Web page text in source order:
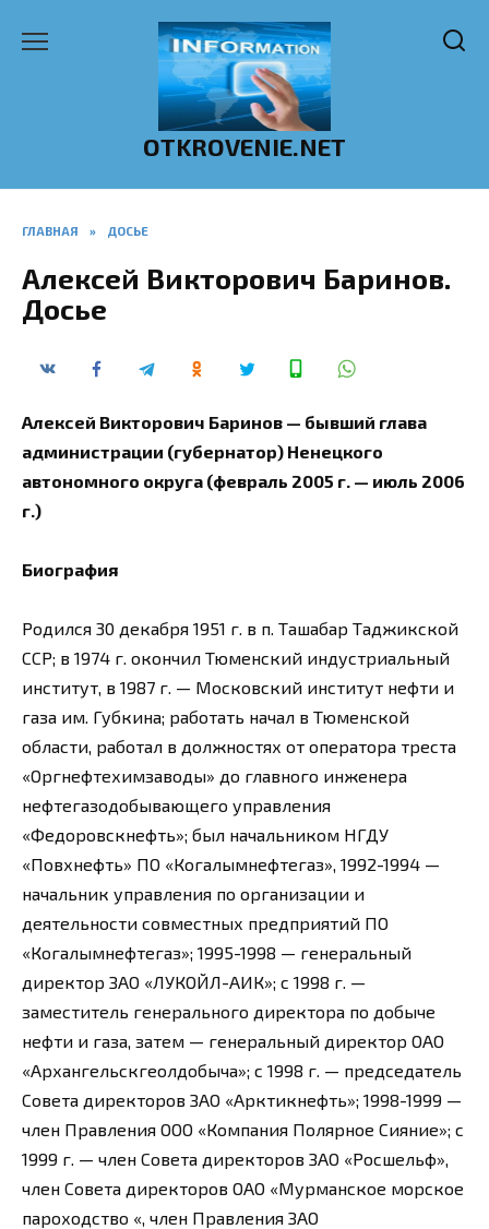
OTKROVENIE.NET
ГЛАВНАЯ » ДОСЬЕ
Алексей Викторович Баринов.
Досье
Алексей Викторович Баринов — бывший глава
администрации (губернатор) Ненецкого
автономного округа (февраль 2005 г. — июль 2006
г.)
Биография
Родился 30 декабря 1951 г. в п. Ташабар Таджикской
ССР; в 1974 г. окончил Тюменский индустриальный
институт, в 1987 г. — Московский институт нефти и
газа им. Губкина; работать начал в Тюменской
области, работал в должностях от оператора треста
«Оргнефтехимзаводы» до главного инженера
нефтегазодобывающего управления
«Федоровскнефть»; был начальником НГДУ
«Повхнефть» ПО «Когалымнефтегаз», 1992-1994 —
начальник управления по организации и
деятельности совместных предприятий ПО
«Когалымнефтегаз»; 1995-1998 — генеральный
директор ЗАО «ЛУКОЙЛ-АИК»; с 1998 г. —
заместитель генерального директора по добыче
нефти и газа, затем — генеральный директор ОАО
«Архангельскгеолдобыча»; с 1998 г. — председатель
Совета директоров ЗАО «Арктикнефть»; 1998-1999 —
член Правления ООО «Компания Полярное Сияние»; с
1999 г. — член Совета директоров ЗАО «Росшельф»,
член Совета директоров ОАО «Мурманское морское
пароходство «, член Правления ЗАО